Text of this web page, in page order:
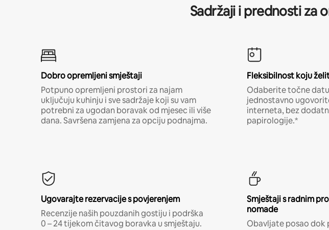
Sadržaji i prednosti za
Dobro opremljeni smještaji
Potpuno opremljeni prostori za najam
uključuju kuhinju i sve sadržaje koji su vam
potrebni za ugodan boravak od mjesec ili više
dana. Savršena zamjena za opciju podnajma.
Fleksibilnost koju
Odaberite točne
jednostavno
interneta, bez
papirologije.*
Ugovarajte rezervacije s povjerenjem
Recenzije naših pouzdanih gostiju i podrška
0 – 24 tijekom čitavog boravka u smještaju.
Smještaji s radnim
nomade
Obavljate posao